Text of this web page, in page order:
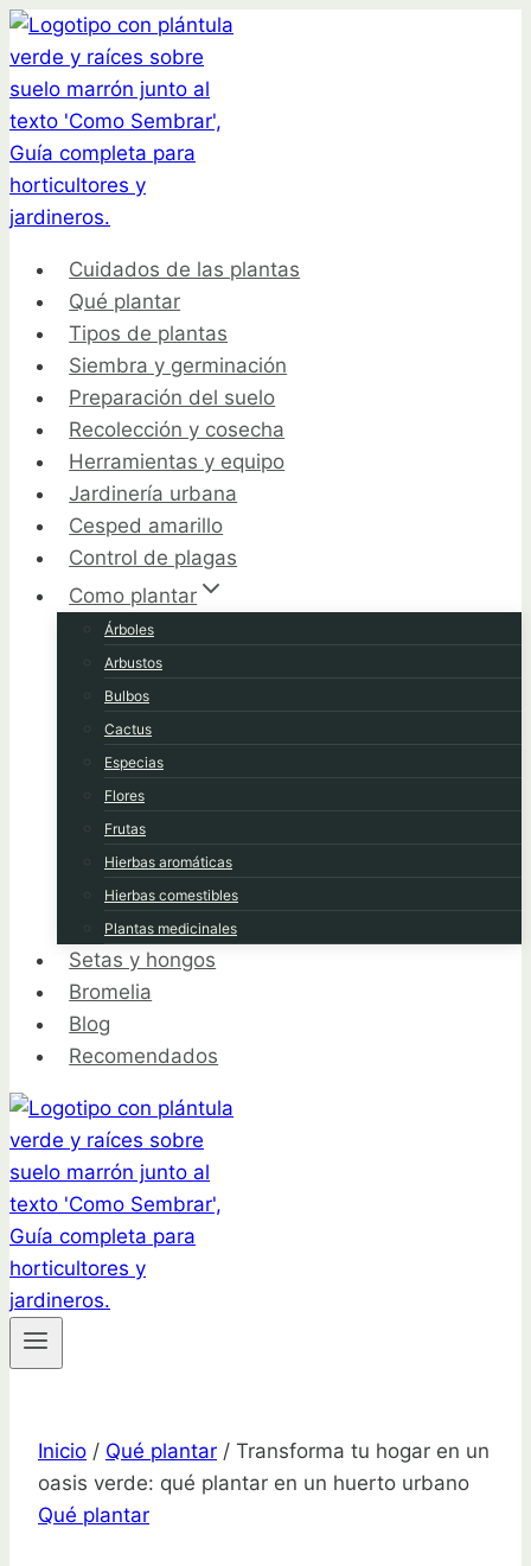
Saltar
al
contenido
Cuidados de las plantas
Qué plantar
Tipos de plantas
Siembra y germinación
Preparación del suelo
Recolección y cosecha
Herramientas y equipo
Jardinería urbana
Cesped amarillo
Control de plagas
Como plantar
Árboles
Arbustos
Bulbos
Cactus
Especias
Flores
Frutas
Hierbas aromáticas
Hierbas comestibles
Plantas medicinales
Setas y hongos
Bromelia
Blog
Recomendados
Inicio / Qué plantar / Transforma tu hogar en un
oasis verde: qué plantar en un huerto urbano
Qué plantar